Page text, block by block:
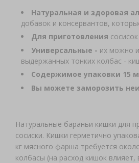
Натуральная и здоровая
добавок и консервантов,
Для приготовления
Универсальные - их можно
выдержанных тонких колбас -
Содержимое упаковки 15
Вы можете заморозить
Натуральные бараньи кишки для
сосиски. Кишки герметично
кг мясного фарша требуется
колбасы (на расход кишок